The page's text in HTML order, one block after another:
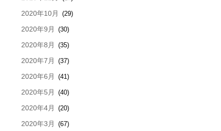
2020年10月 (29)
2020年9月 (30)
2020年8月 (35)
2020年7月 (37)
2020年6月 (41)
2020年5月 (40)
2020年4月 (20)
2020年3月 (67)